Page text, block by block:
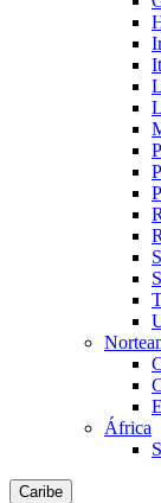
África
Caribe